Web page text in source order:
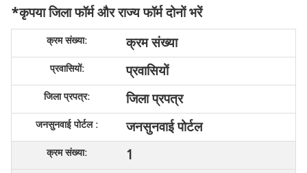
*कृपया जिला फॉर्म और राज्य फॉर्म दोनों भरें
क्रम संख्या
प्रवासियों
जिला प्रपत्र
जनसुनवाई पोर्टल
1